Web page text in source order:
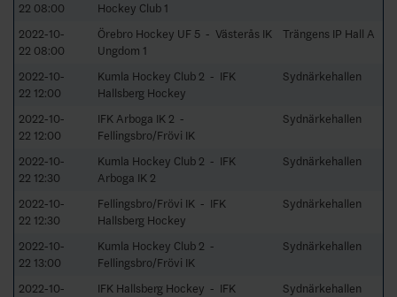
22 08:00
Hockey Club 1
2022-10-
22 08:00
Örebro Hockey UF 5 - Västerås IK
Ungdom 1
Trängens IP Hall A
2022-10-
22 12:00
Kumla Hockey Club 2 - IFK
Hallsberg Hockey
Sydnärkehallen
2022-10-
22 12:00
IFK Arboga IK 2 -
Fellingsbro/Frövi IK
Sydnärkehallen
2022-10-
22 12:30
Kumla Hockey Club 2 - IFK
Arboga IK 2
Sydnärkehallen
2022-10-
22 12:30
Fellingsbro/Frövi IK - IFK
Hallsberg Hockey
Sydnärkehallen
2022-10-
22 13:00
Kumla Hockey Club 2 -
Fellingsbro/Frövi IK
Sydnärkehallen
2022-10-
IFK Hallsberg Hockey - IFK
Sydnärkehallen